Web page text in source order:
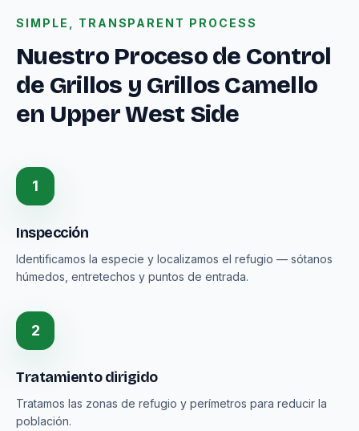
SIMPLE, TRANSPARENT PROCESS
Nuestro Proceso de Control
de Grillos y Grillos Camello
en Upper West Side
1
Inspección
Identificamos la especie y localizamos el refugio — sótanos
húmedos, entretechos y puntos de entrada.
2
Tratamiento dirigido
Tratamos las zonas de refugio y perímetros para reducir la
población.